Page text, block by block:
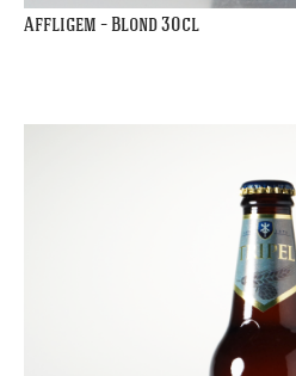
Affligem – Blond 30cl